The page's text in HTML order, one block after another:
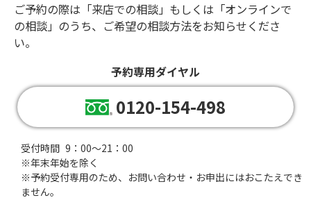
ご予約の際は「来店での相談」もしくは「オンラインで
の相談」のうち、ご希望の相談方法をお知らせくださ
い。
予約専用ダイヤル
0120-154-498
受付時間 9：00～21：00
※年末年始を除く
※予約受付専用のため、お問い合わせ・お申出にはおこたえでき
ません。